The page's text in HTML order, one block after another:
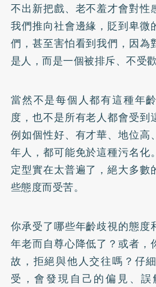
不出新把戲、老不羞才會對性
我們推向社會邊緣，貶到卑微
們，甚至害怕看到我們，因為
是人，而是一個被排斥、不受
當然不是每個人都有這種年
度，也不是所有老人都會受到
例如個性好、有才華、地位高
年人，都可能免於這種污名化
定型實在太普遍了，絕大多數
些態度而受苦。
你承受了哪些年齡歧視的態度
年老而自尊心降低了？或者，
故，拒絕與他人交往嗎？仔
受，會發現自己的偏見、